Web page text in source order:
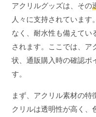
アクリルグッズは、その
人々に支持されていま
なく、耐水性も備えてい
されます。ここでは、ア
状、通販購入時の確認ポ
す。
まず、アクリル素材の
クリルは透明性が高く